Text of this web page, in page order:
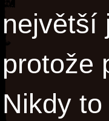
největší
protože
Nikdy